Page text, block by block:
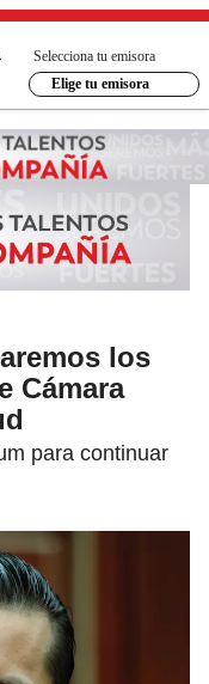
Selecciona tu emisora
Elige tu emisora
los
Cámara
para continuar